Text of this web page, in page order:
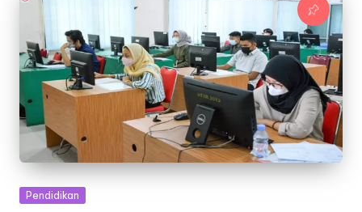
Posted
Pendidikan